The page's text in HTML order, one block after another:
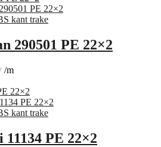
kant trake
290501 PE 22×2
/m
kant trake
PE 22×2